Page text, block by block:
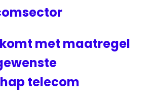
met maatregel
telecom